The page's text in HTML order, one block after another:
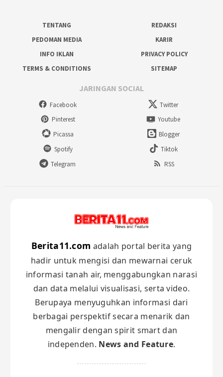
TENTANG
REDAKSI
PEDOMAN MEDIA
KARIR
INFO IKLAN
PRIVACY POLICY
TERMS & CONDITIONS
SITEMAP
JARINGAN SOCIAL
Facebook
Twitter
Pinterest
Youtube
Picassa
Blogger
Spotify
Tiktok
Telegram
RSS
Berita11.com adalah portal berita yang
hadir untuk mengisi dan mewarnai ceruk
informasi tanah air, menggabungkan narasi
dan data melalui visualisasi, serta video.
Berupaya menyuguhkan informasi dari
berbagai perspektif secara menarik dan
mengalir dengan spirit smart dan
independen. News and Feature.